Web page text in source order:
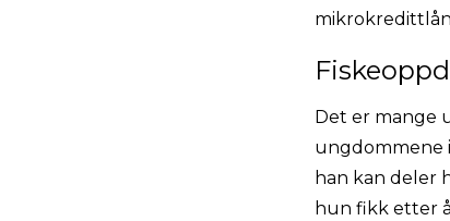
Det er mange
ungdommene
han kan deler
hun fikk etter